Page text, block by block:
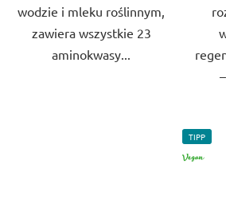
wodzie i mleku roślinnym,
zawiera wszystkie 23
aminokwasy...
TIPP
VEGAN